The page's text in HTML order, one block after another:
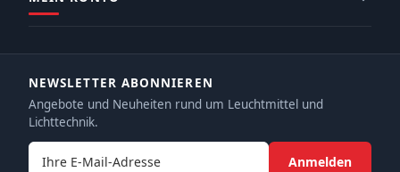
NEWSLETTER ABONNIEREN
Angebote und Neuheiten rund um Leuchtmittel und
Lichttechnik.
E-Mail-Adresse
Anmelden